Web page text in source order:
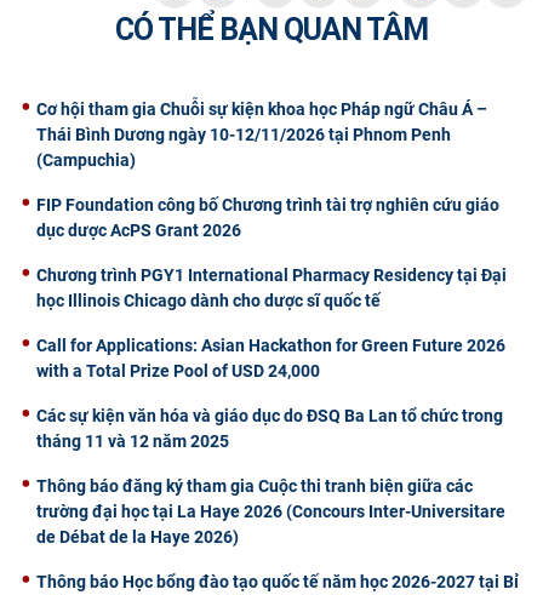
CÓ THỂ BẠN QUAN TÂM
Cơ hội tham gia Chuỗi sự kiện khoa học Pháp ngữ Châu Á –
Thái Bình Dương ngày 10-12/11/2026 tại Phnom Penh
(Campuchia)
FIP Foundation công bố Chương trình tài trợ nghiên cứu giáo
dục dược AcPS Grant 2026
Chương trình PGY1 International Pharmacy Residency tại Đại
học Illinois Chicago dành cho dược sĩ quốc tế
Call for Applications: Asian Hackathon for Green Future 2026
with a Total Prize Pool of USD 24,000
Các sự kiện văn hóa và giáo dục do ĐSQ Ba Lan tổ chức trong
tháng 11 và 12 năm 2025
Thông báo đăng ký tham gia Cuộc thi tranh biện giữa các
trường đại học tại La Haye 2026 (Concours Inter-Universitare
de Débat de la Haye 2026)
Thông báo Học bổng đào tạo quốc tế năm học 2026-2027 tại Bỉ